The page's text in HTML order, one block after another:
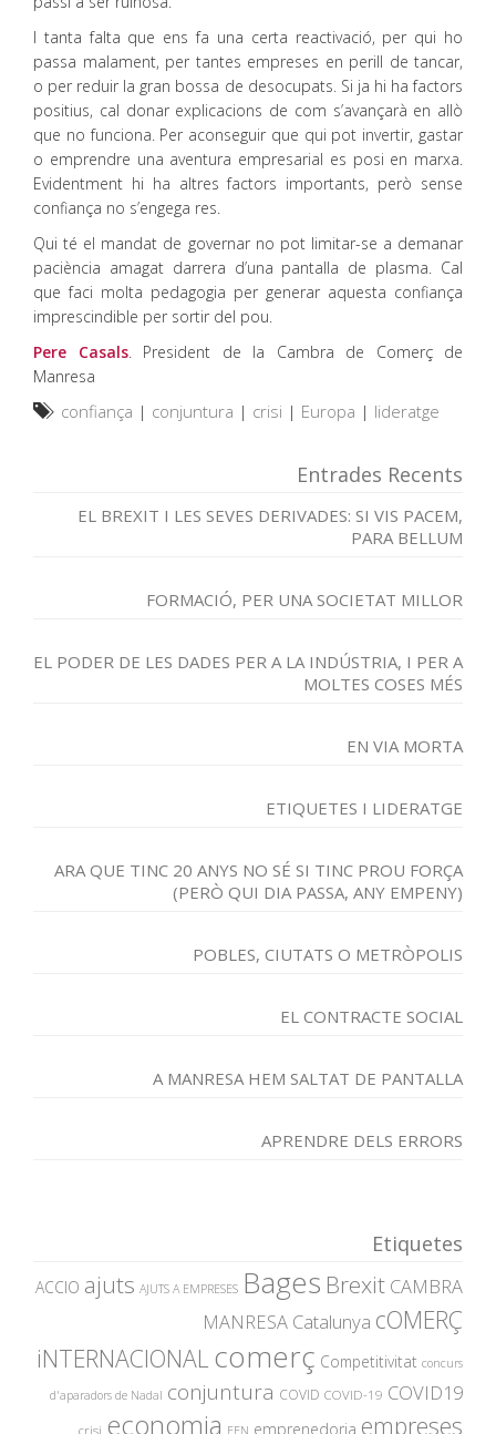
I tanta falta que ens fa una certa reactivació, per qui ho
passa malament, per tantes empreses en perill de tancar,
o per reduir la gran bossa de desocupats. Si ja hi ha factors
positius, cal donar explicacions de com s’avançarà en allò
que no funciona. Per aconseguir que qui pot invertir, gastar
o emprendre una aventura empresarial es posi en marxa.
Evidentment hi ha altres factors importants, però sense
confiança no s’engega res.
Qui té el mandat de governar no pot limitar-se a demanar
paciència amagat darrera d’una pantalla de plasma. Cal
que faci molta pedagogia per generar aquesta confiança
imprescindible per sortir del pou.
Pere Casals. President de la Cambra de Comerç de
Manresa
confiança | conjuntura | crisi | Europa | lideratge
Entrades Recents
EL BREXIT I LES SEVES DERIVADES: SI VIS PACEM,
PARA BELLUM
FORMACIÓ, PER UNA SOCIETAT MILLOR
EL PODER DE LES DADES PER A LA INDÚSTRIA, I PER A
MOLTES COSES MÉS
EN VIA MORTA
ETIQUETES I LIDERATGE
ARA QUE TINC 20 ANYS NO SÉ SI TINC PROU FORÇA
(PERÒ QUI DIA PASSA, ANY EMPENY)
POBLES, CIUTATS O METRÒPOLIS
EL CONTRACTE SOCIAL
A MANRESA HEM SALTAT DE PANTALLA
APRENDRE DELS ERRORS
Etiquetes
ACCIO ajuts AJUTS A EMPRESES Bages Brexit CAMBRA
MANRESA Catalunya cOMERÇ
iNTERNACIONAL comerç Competitivitat concurs
d'aparadors de Nadal conjuntura COVID COVID-19 COVID19
crisi economia EEN emprenedoria empreses